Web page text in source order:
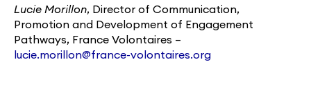
Lucie Morillon, Director of Communication,
Promotion and Development of Engagement
Pathways, France Volontaires –
lucie.morillon@france-volontaires.org